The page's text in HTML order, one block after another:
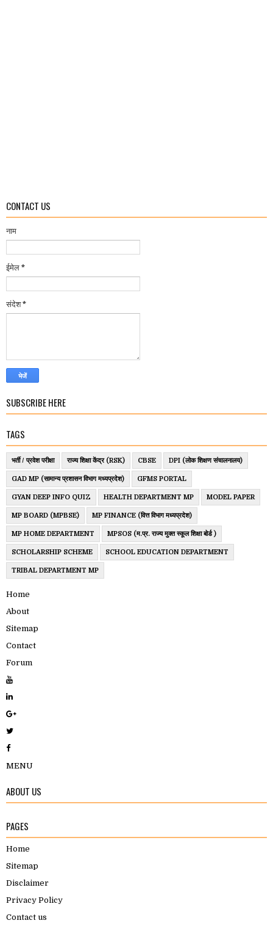
CONTACT US
नाम
ईमेल *
संदेश*
SUBSCRIBE HERE
TAGS
भर्ती / प्रवेश परीक्षा राज्य शिक्षा केंद्र (RSK) CBSE DPI (लोक शिक्षण संचालनालय)
GAD MP (सामान्य प्रशासन विभाग मध्यप्रदेश) GFMS PORTAL
GYAN DEEP INFO QUIZ HEALTH DEPARTMENT MP MODEL PAPER
MP BOARD (MPBSE) MP FINANCE (वित्त विभाग मध्यप्रदेश)
MP HOME DEPARTMENT MPSOS (म.प्र. राज्य मुक्त स्कूल शिक्षा बोर्ड )
SCHOLARSHIP SCHEME SCHOOL EDUCATION DEPARTMENT
TRIBAL DEPARTMENT MP
Home
About
Sitemap
Contact
Forum
MENU
ABOUT US
PAGES
Home
Sitemap
Disclaimer
Privacy Policy
Contact us